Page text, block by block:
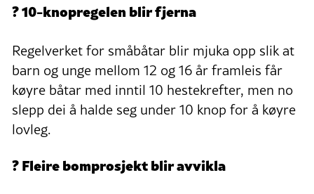
? 10-knopregelen blir fjerna
Regelverket for småbåtar blir mjuka opp slik at
barn og unge mellom 12 og 16 år framleis får
køyre båtar med inntil 10 hestekrefter, men no
slepp dei å halde seg under 10 knop for å køyre
lovleg.
? Fleire bomprosjekt blir avvikla